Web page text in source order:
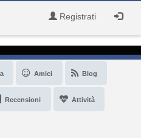
Registrati
Amici Blog
Recensioni Attività